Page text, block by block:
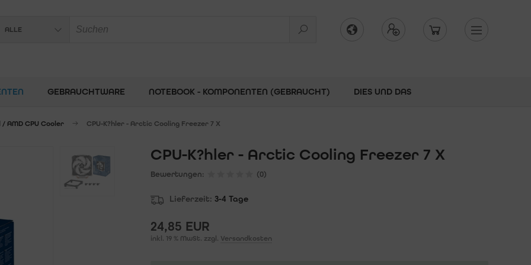
ALLE
GEBRAUCHTWARE NOTEBOOK - KOMPONENTEN (GEBRAUCHT) DIES UND DAS
/ AMD CPU Cooler CPU-K?hler - Arctic Cooling Freezer 7 X
CPU-K?hler - Arctic Cooling Freezer 7 X
Bewertungen: (0)
Lieferzeit: 3-4 Tage
24,85 EUR
inkl. 19 % MwSt. zzgl. Versandkosten